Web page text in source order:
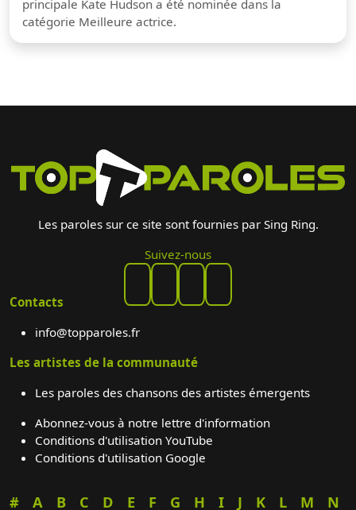
principale Kate Hudson a été nominée dans la
catégorie Meilleure actrice.
Les paroles sur ce site sont fournies par Sing Ring.
Suivez-nous
Contacts
info@topparoles.fr
Les artistes de la communauté
Les paroles des chansons des artistes émergents
Abonnez-vous à notre lettre d'information
Conditions d'utilisation YouTube
Conditions d'utilisation Google
# A B C D E F G H I J K L M N